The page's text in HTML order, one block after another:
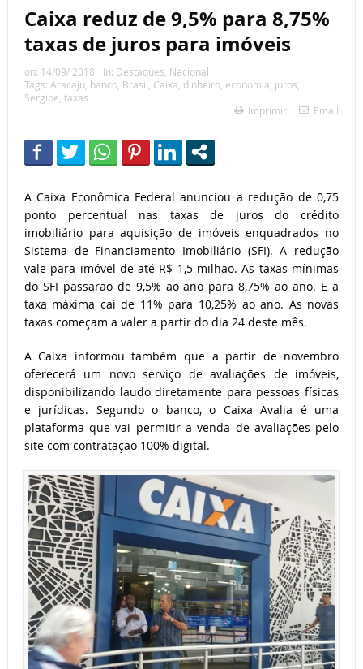
Caixa reduz de 9,5% para 8,75%
taxas de juros para imóveis
on: 14/09/ 2018 In: Destaques, Nacional
Tags: Aracaju, banco, Brasil, Caixa, dinheiro, economia, juros,
Sergipe, taxas
Imprimir
Email
A Caixa Econômica Federal anunciou a redução de 0,75
ponto percentual nas taxas de juros do crédito
imobiliário para aquisição de imóveis enquadrados no
Sistema de Financiamento Imobiliário (SFI). A redução
vale para imóvel de até R$ 1,5 milhão. As taxas mínimas
do SFI passarão de 9,5% ao ano para 8,75% ao ano. E a
taxa máxima cai de 11% para 10,25% ao ano. As novas
taxas começam a valer a partir do dia 24 deste mês.
A Caixa informou também que a partir de novembro
oferecerá um novo serviço de avaliações de imóveis,
disponibilizando laudo diretamente para pessoas físicas
e jurídicas. Segundo o banco, o Caixa Avalia é uma
plataforma que vai permitir a venda de avaliações pelo
site com contratação 100% digital.